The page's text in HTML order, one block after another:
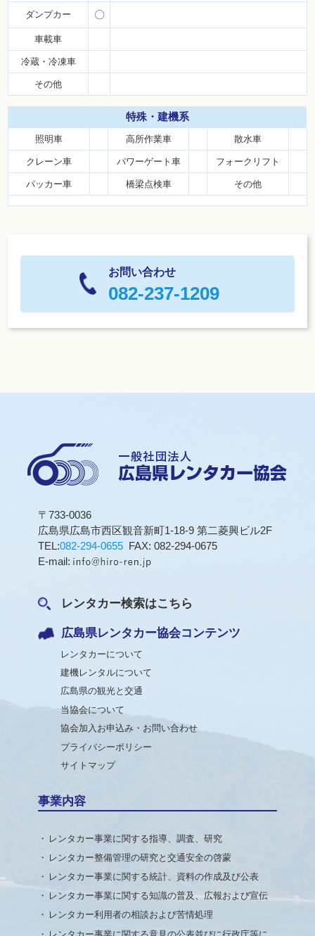
ダンプカー 〇
車載車
冷蔵・冷凍車
その他
特殊・ 建機系
照明車 高所作業車 散水車
クレーン車 パワーゲート車 フォークリフト
パッカー車 橋梁点検車 その他
お問い合わせ
082-237-1209
〒733-0036
広島県広島市西区観音新町1-18-9 第二菱興ビル2F
TEL:082-294-0655FAX: 082-294-0675
E-mail:
レンタカー検索はこちら
広島県レンタカー協会コンテンツ
レンタカーについて
建機レンタルについて
広島県の観光と交通
当協会について
協会加入お申込み・お問い合わせ
プライバシーポリシー
サイトマップ
事業内容
レンタカー事業に関する指導、調査、研究
レンタカー整備管理の研究と交通安全の啓蒙
レンタカー事業に関する統計、資料の作成及び公表
レンタカー事業に関する知識の普及、広報および宣伝
レンタカー利用者の相談および苦情処理
レンタカー事業に関する意見の公表並びに行政庁等に